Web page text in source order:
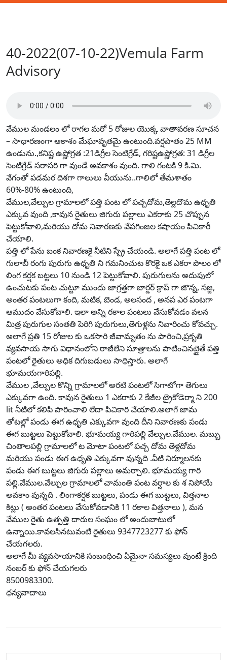
40-2022(07-10-22)Vemula Farm
Advisory
వేముల మండలం లో రాగల మరో 5 రోజుల యొక్క వాతావరణ సూచన
– సాధారణంగా ఆకాశం మేఘావృతమై ఉంటుంది.వర్షపాతం 25 MM
ఉండును.,కనిష్ట ఉష్ణోగ్రత :21డిగ్రీల సెంటిగ్రేడ్, గరిష్టఉష్ణోగ్రత: 31 డిగ్రీల
సెంటిగ్రేడ్ సరాసరి గా వుండే అవకాశం వుంది. గాలి గంటకి 9 కి.మి.
వేగంతో పడమర దిశగా గాలులు వీయును..గాలిలో తేమశాతం
60%-80% ఉంటుంది,
వేముల,వేల్పుల గ్రామాలలో పత్తి పంట లో పచ్చదోమ,తెల్లదొమ ఉధృతి
ఎక్కువ వుంది ,కావున రైతులు జిగురు పల్లాలు ఎకరాకు 25 చొప్పున
పెట్టుకోవాలి,మరియు దోమ నివారణకు వేపగింజల కషాయం పిచికారీ
చేయాలి.
పత్తి లో పేను బంక నివారణకై నీటిని స్ప్రే చేయండి. అలాగే పత్తి పంట లో
గులాబీ రంగు పురుగు ఉధృతి ని గమనించుట కొరకై ఒక ఎకరా పొలం లో
లింగ కర్షక బట్టలు 10 నుండి 12 పెట్టుకోవాలి. పురుగులను అదుపులో
ఉంచుటకు పంట చుట్టూ ముందు జాగ్రత్తగా బార్డర్ క్రాప్ గా జొన్న, సజ్జ,
అంతర పంటలుగా కంది, మటిక, బెండ, అలసంద , అనప ఎర పంటగా
ఆముదం వేసుకోవాలి. ఇలా అన్ని రకాల పంటలు వేసుకోవడం వలన
మిత్ర పురుగుల సంతతి పెరిగి పురుగులు,తెగుళ్లను నివారించు కోవచ్చు.
అలాగే ప్రతి 15 రోజుల కు ఒకసారి జీవామృతం ను పారించి,ప్రకృతి
వ్యవసాయ సాగు విధానంలోని రాజీలేని సూత్రాలను పాటించినట్లైతే పత్తి
పంటలో రైతులు అధిక దిగుబడులు సాధిస్తారు. అలాగే
భూమయగారిపల్లి.
వేముల ,వేల్పుల కొన్ని గ్రామాలలో అరటి పంటలో సిగాటోగా తెగులు
ఎక్కువగా ఉంది. కావున రైతులు 1 ఎకరాకు 2 కేజీల ట్రైకోడెర్మా ని 200
lit నీటిలో కలిపి పారించాలి లేదా పిచికారి చేయాలి.అలాగే జామ
తోటల్లో పండు ఈగ ఉధృతి ఎక్కువగా వుంది దీని నివారణకు పండు
ఈగ బుట్టలు పెట్టుకోవాలి. భూమయ్య గారిపల్లి వేల్పుల.వేముల. మబ్బు
చింతాలపల్లి గ్రామాలలో ట మోటా పంటలో పచ్చ దోమ తెళ్లదోమ
మరియు పండు ఈగ ఉధృతి ఎక్కువగా వున్నది .వీటి నిర్మూలనకు
పండు ఈగ బుట్టలు జిగురు పల్లాలు అమర్చాలి. భూమయ్య గారి
పల్లి.వేముల.వేల్పుల గ్రామాలలో చామంతి పంట వర్షాల కు శ నిపోయే
అవకాం వున్నది . లింగాకర్షక బుట్టలు, పండు ఈగ బుట్టలు, విత్తనాల
కిట్లు ( అంతర పంటలు వేసుకోవడానికి 11 రకాల విత్తనాలు ), మన
వేముల రైతు ఉత్పత్తి దారుల సంఘం లో అందుబాటులో
ఉన్నాయి.కావలసినటువంటి రైతులు 9347723277 కు ఫోన్
చేయగలరు.
అలాగే మీ వ్యవసాయానికి సంబంధించి ఏమైనా సమస్యలు వుంటే క్రింది
నంబర్ కు ఫోన్ చేయగలరు
8500983300.
ధన్యవాదాలు